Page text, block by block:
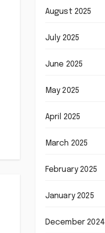
August 2025
July 2025
June 2025
May 2025
April 2025
March 2025
February 2025
January 2025
December 2024